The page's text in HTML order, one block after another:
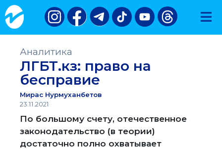
Аналитика
ЛГБТ.кз: право на
бесправие
Мирас Нурмуханбетов
23.11.2021
По большому счету, отечественное
законодательство (в теории)
достаточно полно охватывает